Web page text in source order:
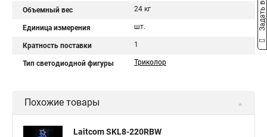
Объемный вес 24 кг
Единица измерения шт.
Кратность поставки 1
Тип светодиодной фигуры Триколор
Похожие товары
Laitcom SKL8-220RBW